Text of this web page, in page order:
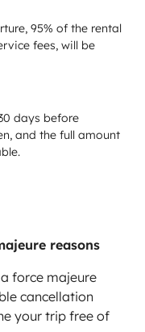
95% of the rental
fees, will be
days before
and the full amount
reasons
force majeure
cancellation
your trip free of
in